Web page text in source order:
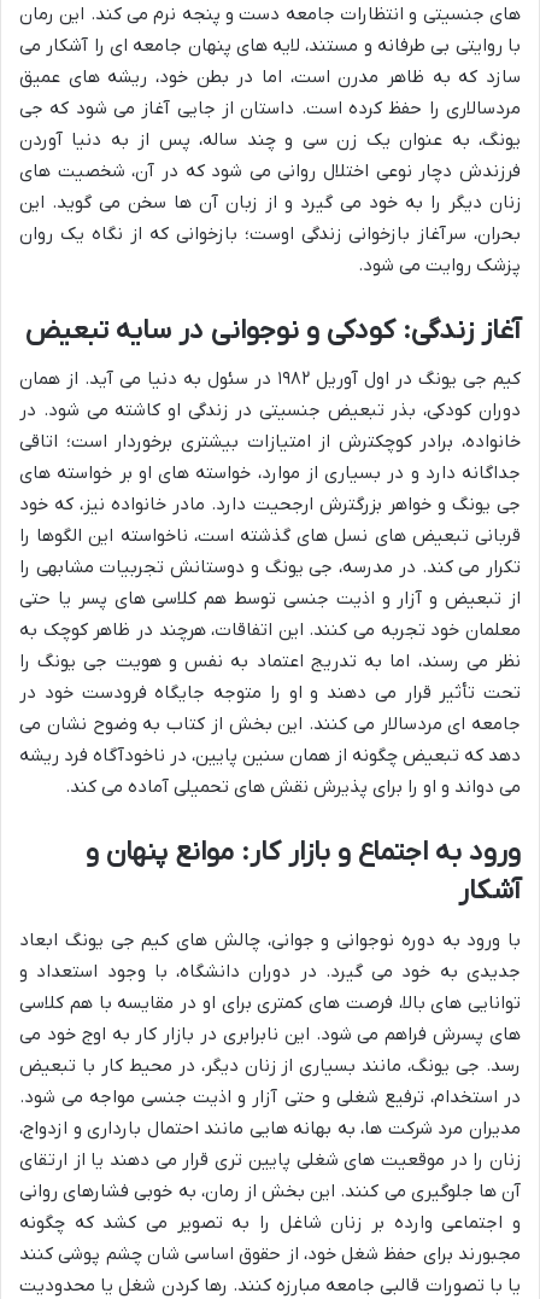
های جنسیتی و انتظارات جامعه دست و پنجه نرم می کند. این رمان
با روایتی بی طرفانه و مستند، لایه های پنهان جامعه ای را آشکار می
سازد که به ظاهر مدرن است، اما در بطن خود، ریشه های عمیق
مردسالاری را حفظ کرده است. داستان از جایی آغاز می شود که جی
یونگ، به عنوان یک زن سی و چند ساله، پس از به دنیا آوردن
فرزندش دچار نوعی اختلال روانی می شود که در آن، شخصیت های
زنان دیگر را به خود می گیرد و از زبان آن ها سخن می گوید. این
بحران، سرآغاز بازخوانی زندگی اوست؛ بازخوانی که از نگاه یک روان
پزشک روایت می شود.
آغاز زندگی: کودکی و نوجوانی در سایه تبعیض
کیم جی یونگ در اول آوریل ۱۹۸۲ در سئول به دنیا می آید. از همان
دوران کودکی، بذر تبعیض جنسیتی در زندگی او کاشته می شود. در
خانواده، برادر کوچکترش از امتیازات بیشتری برخوردار است؛ اتاقی
جداگانه دارد و در بسیاری از موارد، خواسته های او بر خواسته های
جی یونگ و خواهر بزرگترش ارجحیت دارد. مادر خانواده نیز، که خود
قربانی تبعیض های نسل های گذشته است، ناخواسته این الگوها را
تکرار می کند. در مدرسه، جی یونگ و دوستانش تجربیات مشابهی را
از تبعیض و آزار و اذیت جنسی توسط هم کلاسی های پسر یا حتی
معلمان خود تجربه می کنند. این اتفاقات، هرچند در ظاهر کوچک به
نظر می رسند، اما به تدریج اعتماد به نفس و هویت جی یونگ را
تحت تأثیر قرار می دهند و او را متوجه جایگاه فرودست خود در
جامعه ای مردسالار می کنند. این بخش از کتاب به وضوح نشان می
دهد که تبعیض چگونه از همان سنین پایین، در ناخودآگاه فرد ریشه
می دواند و او را برای پذیرش نقش های تحمیلی آماده می کند.
ورود به اجتماع و بازار کار: موانع پنهان و
آشکار
با ورود به دوره نوجوانی و جوانی، چالش های کیم جی یونگ ابعاد
جدیدی به خود می گیرد. در دوران دانشگاه، با وجود استعداد و
توانایی های بالا، فرصت های کمتری برای او در مقایسه با هم کلاسی
های پسرش فراهم می شود. این نابرابری در بازار کار به اوج خود می
رسد. جی یونگ، مانند بسیاری از زنان دیگر، در محیط کار با تبعیض
در استخدام، ترفیع شغلی و حتی آزار و اذیت جنسی مواجه می شود.
مدیران مرد شرکت ها، به بهانه هایی مانند احتمال بارداری و ازدواج،
زنان را در موقعیت های شغلی پایین تری قرار می دهند یا از ارتقای
آن ها جلوگیری می کنند. این بخش از رمان، به خوبی فشارهای روانی
و اجتماعی وارده بر زنان شاغل را به تصویر می کشد که چگونه
مجبورند برای حفظ شغل خود، از حقوق اساسی شان چشم پوشی کنند
یا با تصورات قالبی جامعه مبارزه کنند. رها کردن شغل یا محدودیت